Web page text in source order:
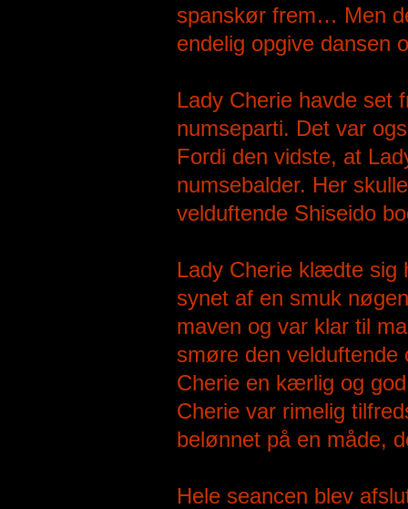
spanskør frem… Men
endelig opgive dansen
Lady Cherie havde set
numseparti. Det var
Fordi den vidste, at
numsebalder. Her
velduftende Shiseido
Lady Cherie klædte sig
synet af en smuk
maven og var klar til
smøre den velduftende
Cherie en kærlig og
Cherie var rimelig
belønnet på en måde,
Hele seancen blev